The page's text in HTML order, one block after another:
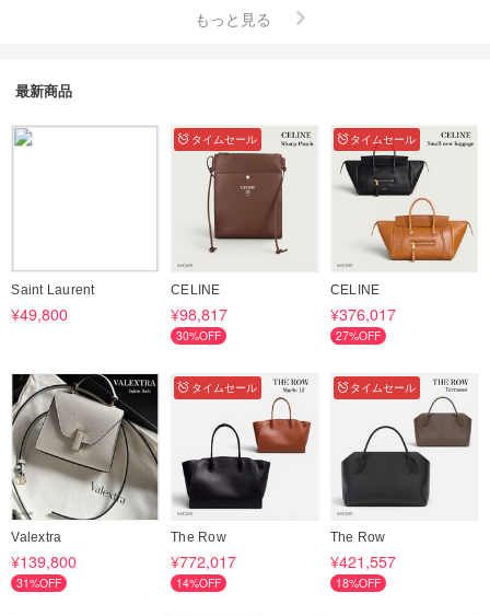
もっと見る
最新商品
Saint Laurent
¥49,800
タイムセール
CELINE
¥98,817
30%OFF
タイムセール
CELINE
¥376,017
27%OFF
Valextra
¥139,800
31%OFF
タイムセール
The Row
¥772,017
14%OFF
タイムセール
The Row
¥421,557
18%OFF